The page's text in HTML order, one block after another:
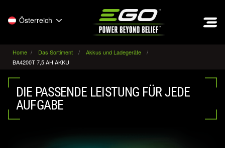
Österreich
Home Das Sortiment
Akkus und Ladegeräte
BA4200T 7,5 AH AKKU
DIE PASSENDE LEISTUNG FÜR JEDE
AUFGABE